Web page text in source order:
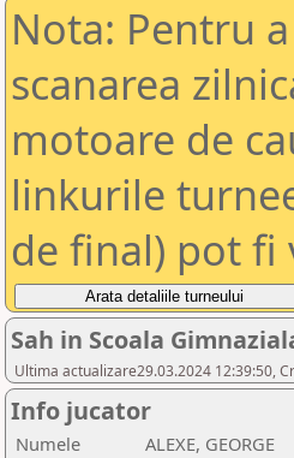
Nota: Pentru
scanarea
motoare de
linkurile
de final) pot fi
Sah in Scoala
Ultima actualizare29.03.2024 12:39:50,
Info jucator
Numele
ALEXE, GEORGE